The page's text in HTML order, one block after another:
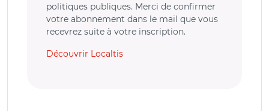
politiques publiques. Merci de confirmer
votre abonnement dans le mail que vous
recevrez suite à votre inscription.
Découvrir Localtis